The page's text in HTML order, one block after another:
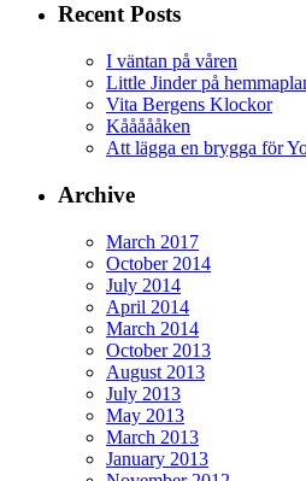
Recent Posts
I väntan på våren
Little Jinder på
Vita Bergens Klockor
Kåååååken
Att lägga en brygga för
Archive
March 2017
October 2014
July 2014
April 2014
March 2014
October 2013
August 2013
July 2013
May 2013
March 2013
January 2013